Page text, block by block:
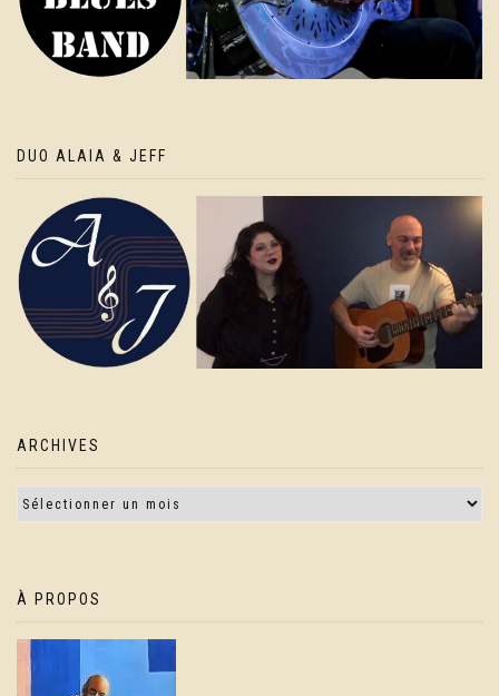
DUO ALAIA & JEFF
ARCHIVES
À PROPOS